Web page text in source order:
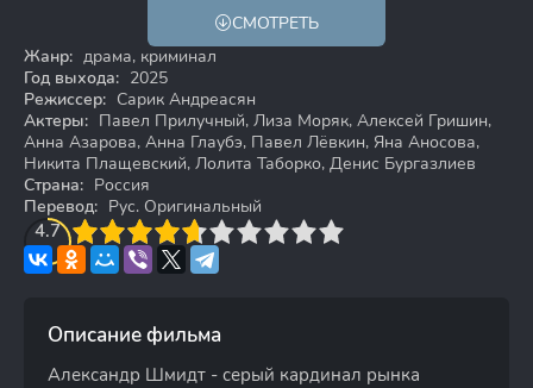
СМОТРЕТЬ
Жанр: драма, криминал
Год выхода: 2025
Режиссер: Сарик Андреасян
Актеры: Павел Прилучный, Лиза Моряк, Алексей Гришин,
Анна Азарова, Анна Глаубэ, Павел Лёвкин, Яна Аносова,
Никита Плащевский, Лолита Таборко, Денис Бургазлиев
Страна: Россия
Перевод: Рус. Оригинальный
4.7
4 5 6 7 8 9 10
Описание фильма
Александр Шмидт - серый кардинал рынка